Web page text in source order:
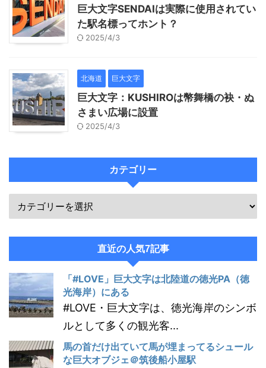
巨大文字SENDAIは実際に使用されてい
た駅名標ってホント？
2025/4/3
北海道 巨大文字
巨大文字：KUSHIROは幣舞橋の袂・ぬ
さまい広場に設置
2025/4/3
カテゴリー
直近の人気7記事
「#LOVE」巨大文字は北陸道の徳光PA（徳
光海岸）にある
#LOVE・巨大文字は、徳光海岸のシンボ
ルとして多くの観光客...
馬の首だけ出ていて馬が埋まってるシュール
な巨大オブジェ＠筑後船小屋駅